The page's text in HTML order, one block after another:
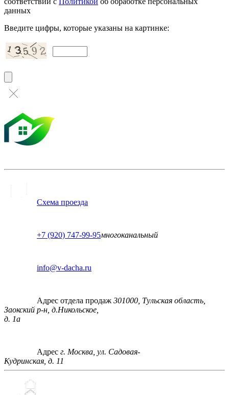
данных
Введите цифры, которые указаны на картинке:
Схема проезда
+7 (920) 747-99-95многоканальный
info@v-dacha.ru
Адрес отдела продаж 301000, Тульская область,
Заокский р-н, д.Никольское,
д. 1а
Адрес г. Москва, ул. Садовая-
Кудринская, д. 11